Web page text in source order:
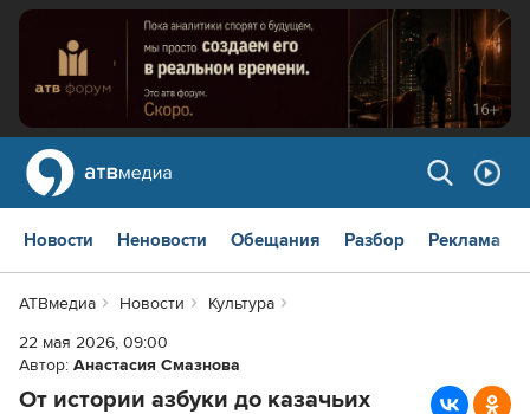
Новости Неновости Обещания Разбор Реклама
АТВмедиа Новости
Культура
22 мая 2026, 09:00
Автор: Анастасия Смазнова
От истории азбуки до казачьих